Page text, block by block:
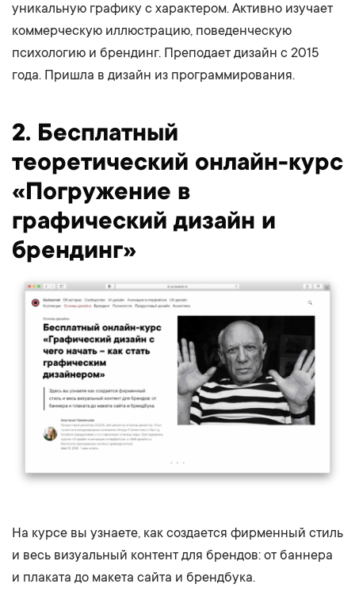
уникальную графику с характером. Активно изучает
коммерческую иллюстрацию, поведенческую
психологию и брендинг. Преподает дизайн с 2015
года. Пришла в дизайн из программирования.
2. Бесплатный
теоретический онлайн-курс
«Погружение в
графический дизайн и
брендинг»
На курсе вы узнаете, как создается фирменный стиль
и весь визуальный контент для брендов: от баннера
и плаката до макета сайта и брендбука.